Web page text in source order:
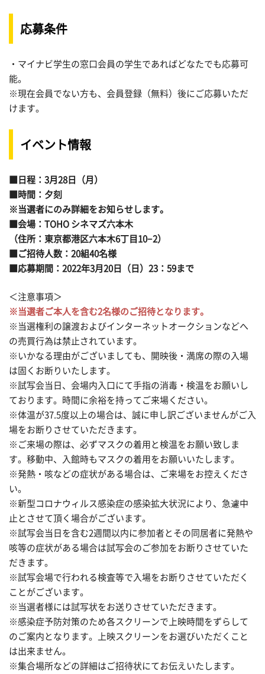
応募条件
・マイナビ学生の窓口会員の学生であればどなたでも応募可
能。
※現在会員でない方も、会員登録（無料）後にご応募いただ
けます。
イベント情報
■日程：3月28日（月）
■時間： 夕刻
※当選者にのみ詳細をお知らせします。
■会場：TOHO シネマズ六本木
（住所：東京都港区六本木6丁目10−2）
■ご招待人数：20組40名様
■応募期間：2022年3月20日（日）23：59まで
＜注意事項＞
※当選者ご本人を含む2名様のご招待となります。
※当選権利の譲渡およびインターネットオークションなどへ
の売買行為は禁止されています。
※いかなる理由がございましても、開映後・満席の際の入場
は固くお断りいたします。
※試写会当日、会場内入口にて手指の消毒・検温をお願いし
ております。時間に余裕を持ってご来場ください。
※体温が37.5度以上の場合は、誠に申し訳ございませんがご入
場をお断りさせていただきます。
※ご来場の際は、必ずマスクの着用と検温をお願い致しま
す。移動中、入館時もマスクの着用をお願いいたします。
※発熱・咳などの症状がある場合は、ご来場をお控えくださ
い。
※新型コロナウィルス感染症の感染拡大状況により、急遽中
止とさせて頂く場合がございます。
※試写会当日を含む2週間以内に参加者とその同居者に発熱や
咳等の症状がある場合は試写会のご参加をお断りさせていた
だきます。
※試写会場で行われる検査等で入場をお断りさせていただく
ことがございます。
※当選者様には試写状をお送りさせていただきます。
※感染症予防対策のため各スクリーンで上映時間をずらして
のご案内となります。上映スクリーンをお選びいただくこと
は出来ません。
※集合場所などの詳細はご招待状にてお伝えいたします。